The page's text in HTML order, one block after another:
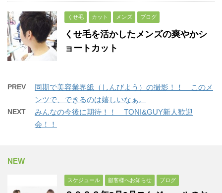
くせ毛 カット メンズ ブログ
くせ毛を活かしたメンズの爽やかシ
ョートカット
PREV
同期で美容業界紙（しんびよう）の撮影！！ このメ
ンツで、できるのは嬉しいなぁ。
NEXT
みんなの今後に期待！！ TONI&GUY新人歓迎
会！！
NEW
スケジュール 顧客様へお知らせ ブログ